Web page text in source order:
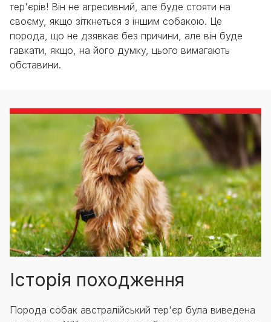
тер'єрів! Він не агресивний, але буде стояти на
своєму, якщо зіткнеться з іншим собакою. Це
порода, що не дзявкає без причини, але він буде
гавкати, якщо, на його думку, цього вимагають
обставини.
Історія походження
Порода собак австралійський тер'єр була виведена